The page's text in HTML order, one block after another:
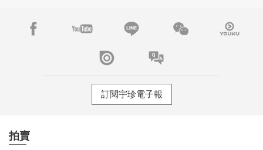
訂閱宇珍電子報
拍賣